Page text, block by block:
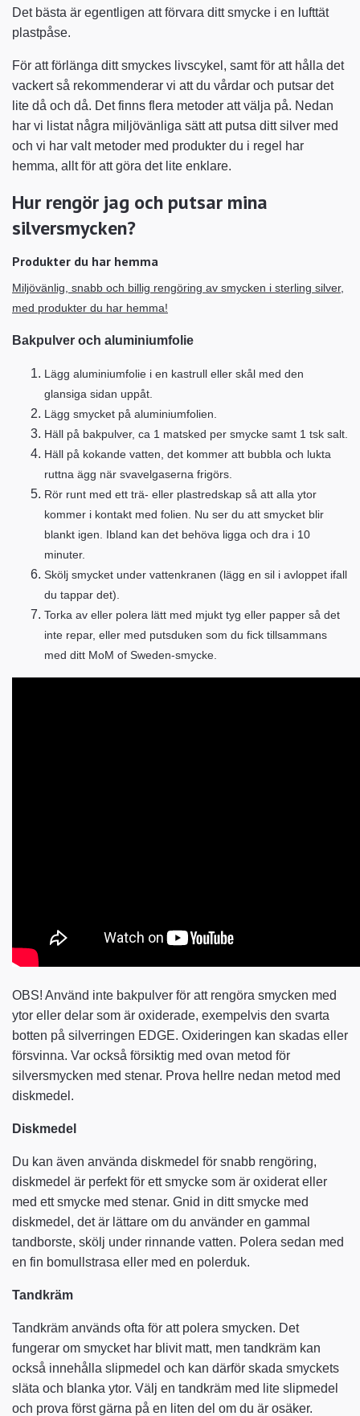
Det bästa är egentligen att förvara ditt smycke i en lufttät
plastpåse.
För att förlänga ditt smyckes livscykel, samt för att hålla det
vackert så rekommenderar vi att du vårdar och putsar det
lite då och då. Det finns flera metoder att välja på. Nedan
har vi listat några miljövänliga sätt att putsa ditt silver med
och vi har valt metoder med produkter du i regel har
hemma, allt för att göra det lite enklare.
Hur rengör jag och putsar mina
silversmycken?
Produkter du har hemma
Miljövänlig, snabb och billig rengöring av smycken i sterling silver,
med produkter du har hemma!
Bakpulver och aluminiumfolie
Lägg aluminiumfolie i en kastrull eller skål med den
glansiga sidan uppåt.
Lägg smycket på aluminiumfolien.
Häll på bakpulver, ca 1 matsked per smycke samt 1 tsk salt.
Häll på kokande vatten, det kommer att bubbla och lukta
ruttna ägg när svavelgaserna frigörs.
Rör runt med ett trä- eller plastredskap så att alla ytor
kommer i kontakt med folien. Nu ser du att smycket blir
blankt igen. Ibland kan det behöva ligga och dra i 10
minuter.
Skölj smycket under vattenkranen (lägg en sil i avloppet ifall
du tappar det).
Torka av eller polera lätt med mjukt tyg eller papper så det
inte repar, eller med putsduken som du fick tillsammans
med ditt MoM of Sweden-smycke.
OBS! Använd inte bakpulver för att rengöra smycken med
ytor eller delar som är oxiderade, exempelvis den svarta
botten på silverringen EDGE. Oxideringen kan skadas eller
försvinna. Var också försiktig med ovan metod för
silversmycken med stenar. Prova hellre nedan metod med
diskmedel.
Diskmedel
Du kan även använda diskmedel för snabb rengöring,
diskmedel är perfekt för ett smycke som är oxiderat eller
med ett smycke med stenar. Gnid in ditt smycke med
diskmedel, det är lättare om du använder en gammal
tandborste, skölj under rinnande vatten. Polera sedan med
en fin bomullstrasa eller med en polerduk.
Tandkräm
Tandkräm används ofta för att polera smycken. Det
fungerar om smycket har blivit matt, men tandkräm kan
också innehålla slipmedel och kan därför skada smyckets
släta och blanka ytor. Välj en tandkräm med lite slipmedel
och prova först gärna på en liten del om du är osäker.